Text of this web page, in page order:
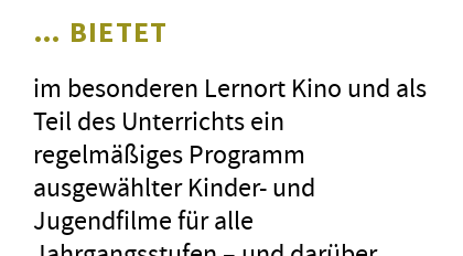
… BIETET
im besonderen Lernort Kino und als
Teil des Unterrichts ein
regelmäßiges Programm
ausgewählter Kinder- und
Jugendfilme für alle